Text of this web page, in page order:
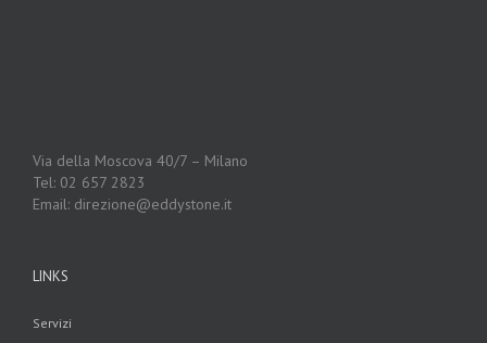
Via della Moscova 40/7 – Milano
Tel: 02 657 2823
Email: direzione@eddystone.it
LINKS
Servizi